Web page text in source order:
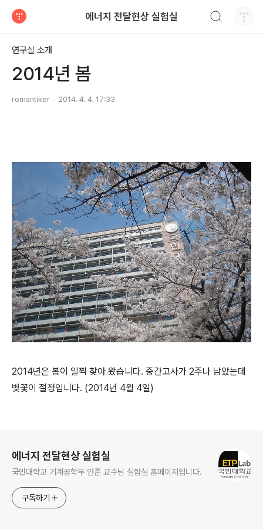
에너지 전달현상 실험실
연구실 소개
2014년 봄
romantiker 2014. 4. 4. 17:33
2014년은 봄이 일찍 찾아 왔습니다. 중간고사가 2주나 남았는데
벚꽃이 절정입니다. (2014년 4월 4일)
에너지 전달현상 실험실
국민대학교 기계공학부 안준 교수님 실험실 홈페이지입니다.
구독하기